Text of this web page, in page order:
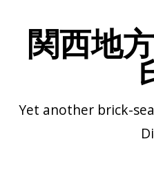
関西地
Yet another brick-